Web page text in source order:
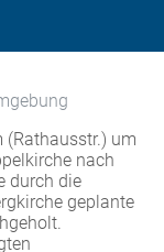
(Rathausstr.) um
nach
durch die
geplante